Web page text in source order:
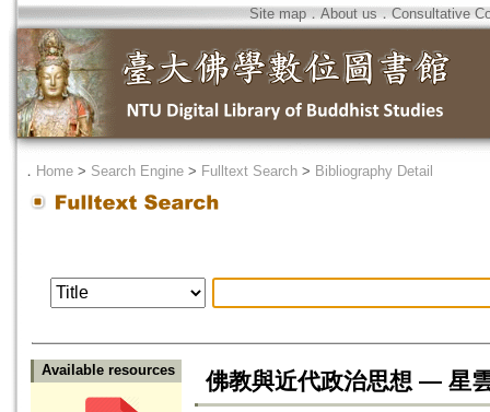
Site map．About us ． Consultative
． Home > Search Engine > Fulltext Search > Bibliography Detail
Available resources 佛教與近代政治思想 — 星